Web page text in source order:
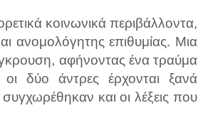
κοινωνικά περιβάλλοντα,
ανομολόγητης επιθυμίας. Μια
αφήνοντας ένα τραύμα
δύο άντρες έρχονται ξανά
και οι λέξεις που